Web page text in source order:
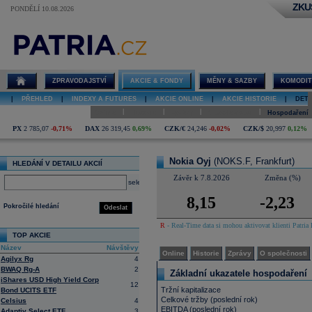
PONDĚLÍ 10.08.2026
Nokia Oyj
ZPRAVODAJSTVÍ AKCIE & FONDY MĚNY & SAZBY
PŘEHLED INDEXY A FUTURES AKCIE ONLINE AKCIE HISTORIE
Hospodaření
PX 2 785,07 -0,71% DAX 26 319,45 0,69% CZK/€ 24,246 -0,02% CZK/$ 20,997 0,12%
HLEDÁNÍ V DETAILU AKCIÍ
select
Odeslat
Pokročilé hledání
TOP AKCIE
Název
Návštěvy
Agilyx Rg
4
BWAQ Rg-A
2
iShares USD High Yield Corp
Bond UCITS ETF
12
Celsius
4
Nokia Oyj (NOKS.F, Frankfurt)
Závěr k 7.8.2026 Změna (%)
8,15 -2,23
R - Real-Time data si mohou aktivovat klienti
Online Historie Zprávy O společnosti
Základní ukazatele hospodaření
Tržní kapitalizace
Celkové tržby (poslední rok)
EBITDA (poslední rok)